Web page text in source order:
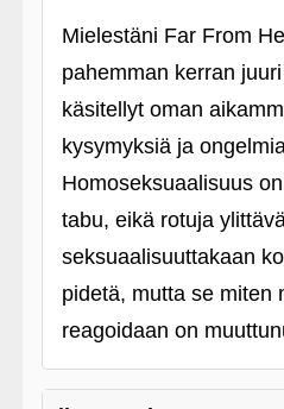
Mielestäni Far From
pahemman kerran
käsitellyt oman
kysymyksiä ja
Homoseksuaalisuus
tabu, eikä rotuja
seksuaalisuuttakaan
pidetä, mutta se miten
reagoidaan on